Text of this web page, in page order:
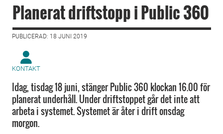
Planerat driftstopp i Public 360
PUBLICERAD: 18 JUNI 2019
KONTAKT
Idag, tisdag 18 juni, stänger Public 360 klockan 16.00 för
planerat underhåll. Under driftstoppet går det inte att
arbeta i systemet. Systemet är åter i drift onsdag
morgon.